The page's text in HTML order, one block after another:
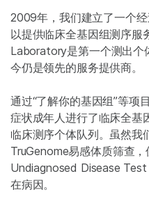
2009年，我们建立了一个
以提供临床全基因组测序服
Laboratory是第一个测出个
今仍是领先的服务提供商。
通过“了解你的基因组”等项
症状成年人进行了临床全基
临床测序个体队列。虽然我
TruGenome易感体质筛查
Undiagnosed Disease
在病因。